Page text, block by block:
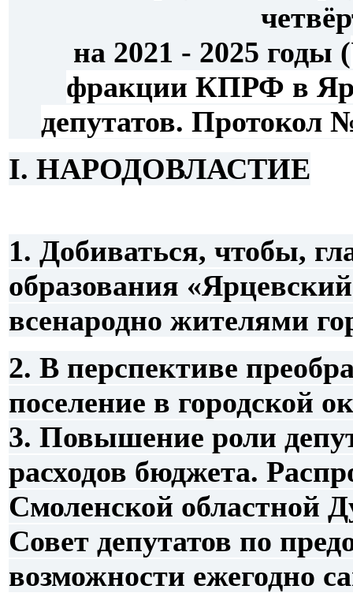
на 2021 - 2025 годы (
фракции КПРФ в
депутатов. Протокол
I. НАРОДОВЛАСТИЕ
1. Добиваться, чтобы,
образования
всенародно жителями
2. В перспективе
поселение в городской
3. Повышение роли
расходов бюджета.
Смоленской областной
Совет депутатов по
возможности ежегодно